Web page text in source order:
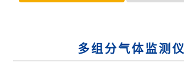
多组分气体监测仪